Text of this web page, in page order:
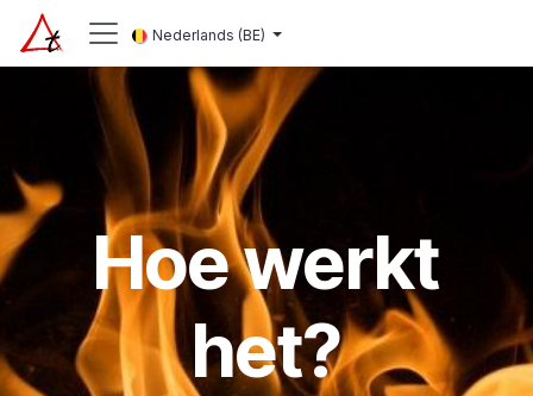
Overslaan naar inhoud
Nederlands (BE)
Hoe werkt
het?